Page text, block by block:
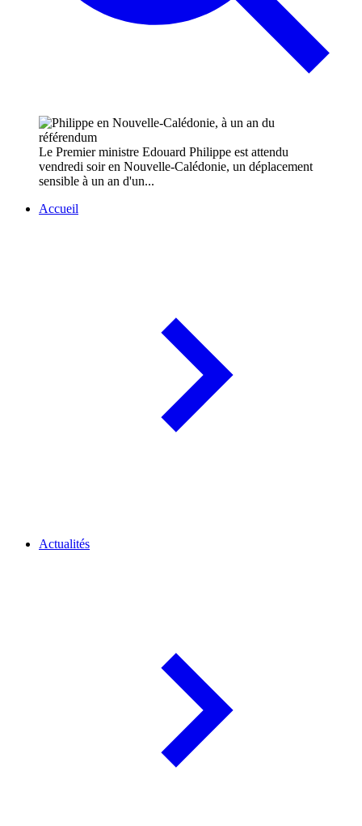
Le Premier ministre Edouard Philippe est attendu
vendredi soir en Nouvelle-Calédonie, un déplacement
sensible à un an d'un...
Accueil
Actualités